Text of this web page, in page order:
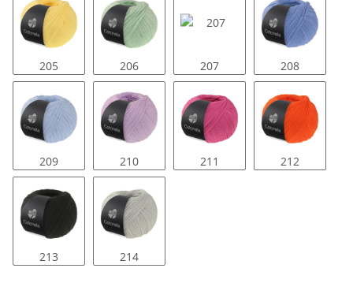
205 206 207 208
209 210 211 212
213 214